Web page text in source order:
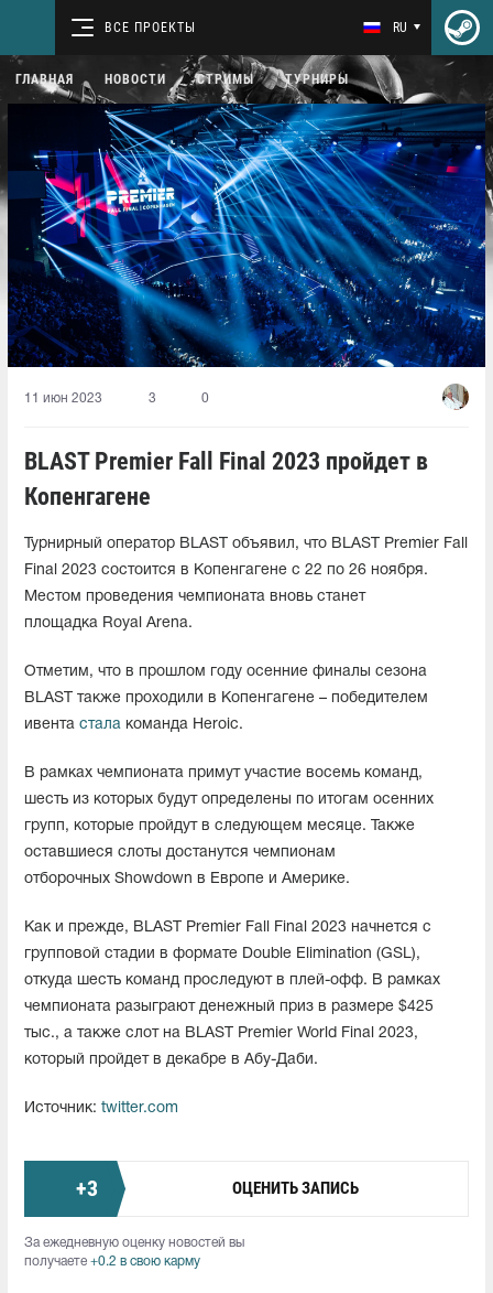
ВСЕ ПРОЕКТЫ RU
ГЛАВНАЯ НОВОСТИ СТРИМЫ ТУРНИРЫ
11 июн 2023 3 0
BLAST Premier Fall Final 2023 пройдет в
Копенгагене
Турнирный оператор BLAST объявил, что BLAST Premier Fall
Final 2023 состоится в Копенгагене с 22 по 26 ноября.
Местом проведения чемпионата вновь станет
площадка Royal Arena.
Отметим, что в прошлом году осенние финалы сезона
BLAST также проходили в Копенгагене – победителем
ивента стала команда Heroic.
В рамках чемпионата примут участие восемь команд,
шесть из которых будут определены по итогам осенних
групп, которые пройдут в следующем месяце. Также
оставшиеся слоты достанутся чемпионам
отборочных Showdown в Европе и Америке.
Как и прежде, BLAST Premier Fall Final 2023 начнется с
групповой стадии в формате Double Elimination (GSL),
откуда шесть команд проследуют в плей-офф. В рамках
чемпионата разыграют денежный приз в размере $425
тыс., а также слот на BLAST Premier World Final 2023,
который пройдет в декабре в Абу-Даби.
Источник: twitter.com
+3 ОЦЕНИТЬ ЗАПИСЬ
За ежедневную оценку новостей вы
получаете +0.2 в свою карму